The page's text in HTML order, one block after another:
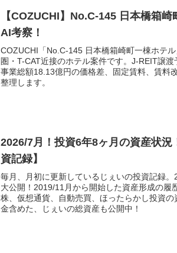
【COZUCHI】No.C-145 日本橋箱
AI考察！
COZUCHI「No.C-145 日本橋箱崎町一棟ホテ
圏・T-CAT近接のホテル案件です。J-REIT譲渡
事業総額18.13億円の価格差、固定賃料、賃料
整理します。
2026/7月！投資6年8ヶ月の資産状況
資記録】
毎月、月初に更新しているじぇいの投資記録
大公開！2019/11月から開始した資産形成の履
株、仮想通貨、自動売買、ほったらかし投資
金含めた、じぇいの総資産も公開中！